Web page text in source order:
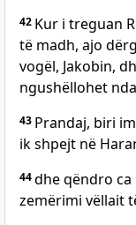
42 Kur i treguan
të madh, ajo
vogël, Jakobin,
ngushëllohet
43 Prandaj, biri
ik shpejt në
44dhe qëndro ca
zemërimi vëllait